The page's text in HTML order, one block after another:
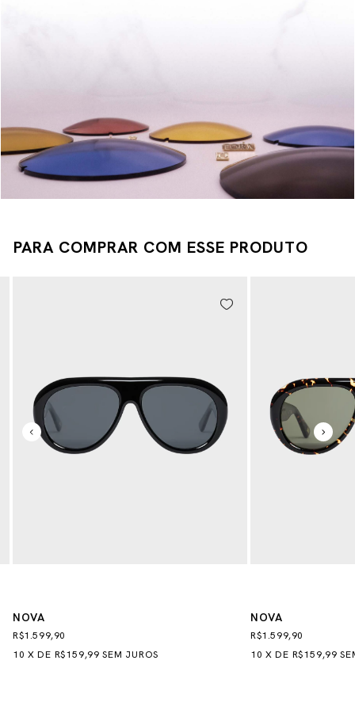
PARA COMPRAR COM ESSE PRODUTO
NOVA
R$1.599,90
10 XDE R$159,99 SEM JUROS
NOVA
R$1.599,90
10 XDE R$159,99